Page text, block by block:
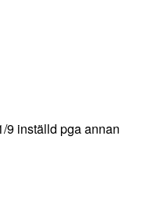
9 inställd pga annan